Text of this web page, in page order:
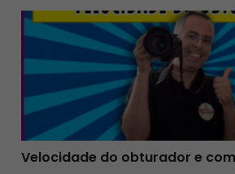
Velocidade do obturador e
Velocidade do obturador e